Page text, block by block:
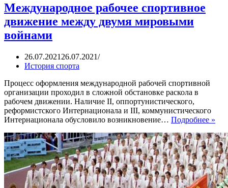
Международное рабочее спортивное
движение между двумя мировыми
войнами
26.07.2021 26.07.2021
История спорта
Процесс оформления международной рабочей спортивной
организации проходил в сложной обстановке раскола в
рабочем движении. Наличие II, оппортунистического,
реформистского Интернационала и III, коммунистического
Интернационала обусловило возникновение… Подробнее »